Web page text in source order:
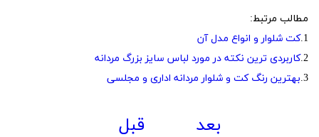
مطالب مرتبط:
1. کت شلوار و انواع مدل آن
2. کاربردی ترین نکته در مورد لباس سایز بزرگ مردانه
3. بهترین رنگ کت و شلوار مردانه اداری و مجلسی
بعد قبل